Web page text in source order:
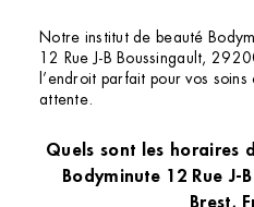
Notre institut de beauté
12 Rue J-B Boussingault,
l’endroit parfait pour vos
attente.
Quels sont les horaires
Bodyminute 12 Rue J-B Boussingault, 29200
Brest,